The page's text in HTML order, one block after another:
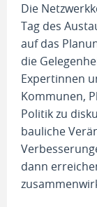
Die
Tag des
auf das
die
Expertinnen
Kommunen,
Politik zu
bauliche
dann